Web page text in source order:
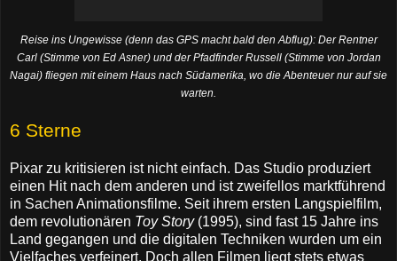
Reise ins Ungewisse (denn das GPS macht bald den Abflug): Der Rentner
Carl (Stimme von Ed Asner) und der Pfadfinder Russell (Stimme von Jordan
Nagai) fliegen mit einem Haus nach Südamerika, wo die Abenteuer nur auf sie
warten.
6 Sterne
Pixar zu kritisieren ist nicht einfach. Das Studio produziert
einen Hit nach dem anderen und ist zweifellos marktführend
in Sachen Animationsfilme. Seit ihrem ersten Langspielfilm,
dem revolutionären Toy Story(1995), sind fast 15 Jahre ins
Land gegangen und die digitalen Techniken wurden um ein
Vielfaches verfeinert. Doch allen Filmen liegt stets etwas